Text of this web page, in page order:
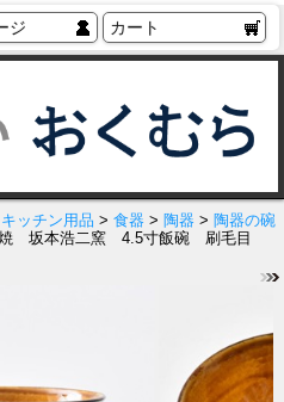
ジ カート
キッチン用品 > 食器 > 陶器 > 陶器の碗
焼 坂本浩二窯 4.5寸飯碗 刷毛目